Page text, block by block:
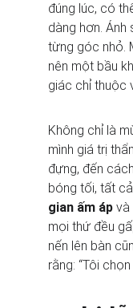
đúng lúc, có
dàng hơn. Ánh
từng góc nhỏ.
nên một bầu
giác chỉ thuộc
Không chỉ là
mình giá trị
đựng, đến
bóng tối, tất
gian ấm áp và
mọi thứ đều
nến lên bàn
rằng: “Tôi